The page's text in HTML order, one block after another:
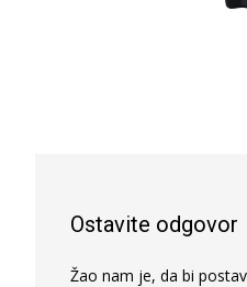
Ostavite odgovor
Žao nam je, da bi